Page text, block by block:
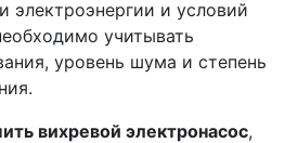
электроэнергии и условий
учитывать
уровень шума и степень
вихревой электронасос,